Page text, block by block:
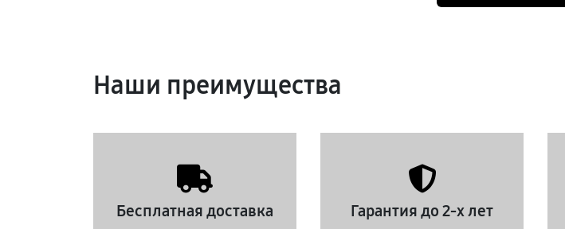
Наши преимущества
Бесплатная доставка Гарантия до 2-х лет